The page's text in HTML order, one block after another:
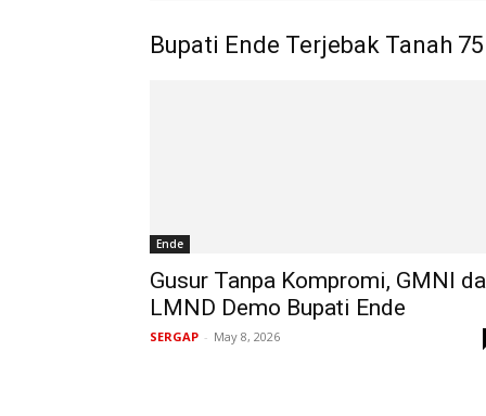
Bupati Ende Terjebak Tanah
Ende
Gusur Tanpa Kompromi, GMNI
LMND Demo Bupati Ende
SERGAP - May 8, 2026